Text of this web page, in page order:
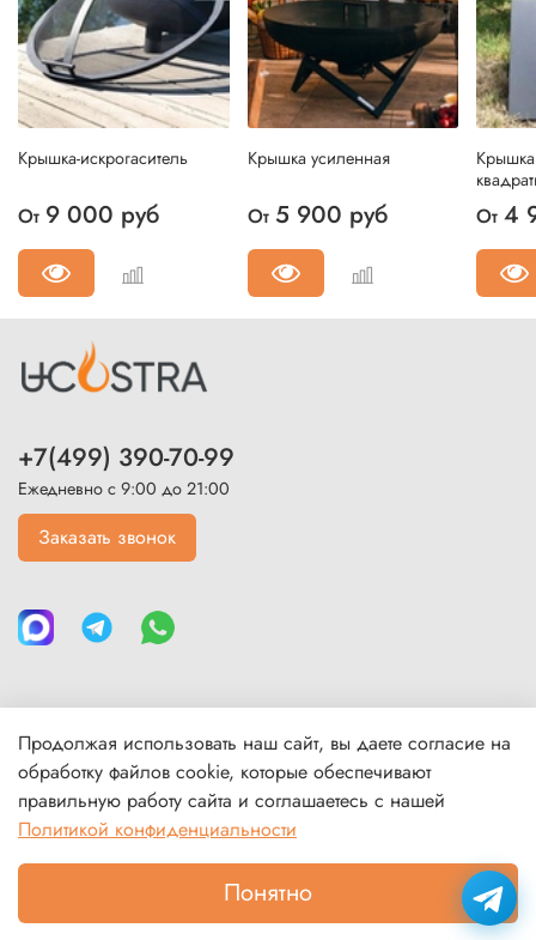
В корзину
Крышка-искрогаситель
От 9 000 руб
Крышка усиленная
От 5 900 руб От 4
Каталог
Покупателям
+7(499) 390-70-99
Ежедневно с 9:00 до 21:00
Заказать звонок
Продолжая использовать наш сайт, вы даете согласие на
обработку файлов cookie, которые обеспечивают
правильную работу сайта и соглашаетесь с нашей
Политикой конфиденциальности
Понятно